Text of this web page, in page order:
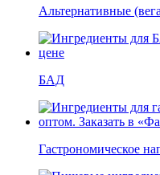
Альтернативные
БАД
Гастрономическое